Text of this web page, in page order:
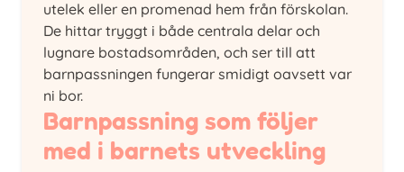
utelek eller en promenad hem från förskolan.
De hittar tryggt i både centrala delar och
lugnare bostadsområden, och ser till att
barnpassningen fungerar smidigt oavsett var
ni bor.
Barnpassning som följer
med i barnets utveckling